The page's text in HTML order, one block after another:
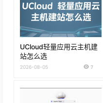
UCloud轻量应用云主机建
站怎么选
2026-08-05 7